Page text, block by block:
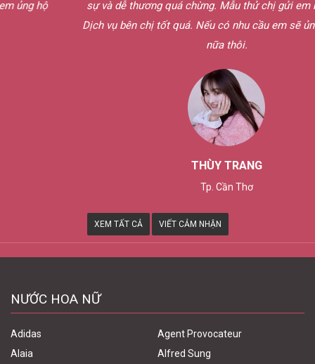
sự và dễ thương quá chừng. Mẫu thử chị gửi em mùi rất hay.
Dịch vụ bên chị tốt quá. Nếu có nhu cầu em sẽ ủng hộ bên chị
THÙY TRANG
XEM TẤT CẢ VIẾT CẢM NHẬN
NƯỚC HOA NỮ
Adidas
Agent Provocateur
Alaia
Alfred Sung